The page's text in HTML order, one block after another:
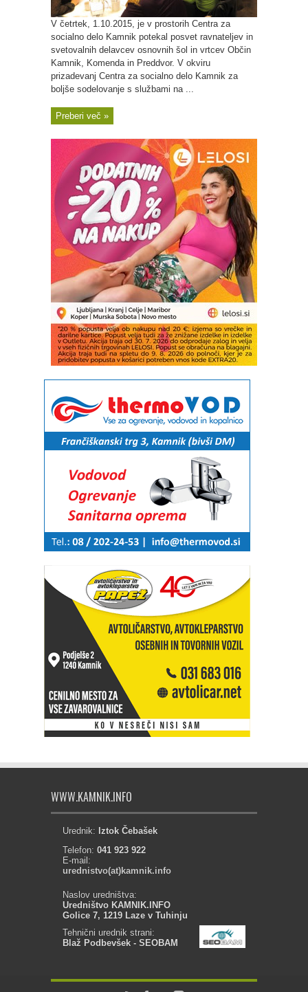
V četrtek, 1.10.2015, je v prostorih Centra za
socialno delo Kamnik potekal posvet ravnateljev in
svetovalnih delavcev osnovnih šol in vrtcev Občin
Kamnik, Komenda in Preddvor. V okviru
prizadevanj Centra za socialno delo Kamnik za
boljše sodelovanje s službami na ...
Preberi več »
WWW.KAMNIK.INFO
Urednik: Iztok Čebašek
Telefon: 041 923 922
E-mail:
urednistvo(at)kamnik.info
Naslov uredništva:
Uredništvo KAMNIK.INFO
Golice 7, 1219 Laze v Tuhinju
Tehnični urednik strani:
Blaž Podbevšek - SEOBAM